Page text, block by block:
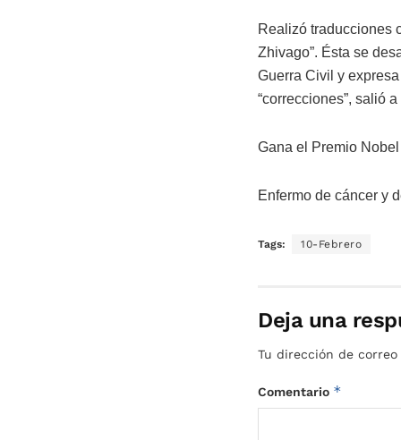
Realizó traducciones
Zhivago”. Ésta se
Guerra Civil y
“correcciones”, salió
Gana el Premio
Enfermo de cáncer y
Tags: 10-Febrero
Deja una
Tu dirección de
Comentario *